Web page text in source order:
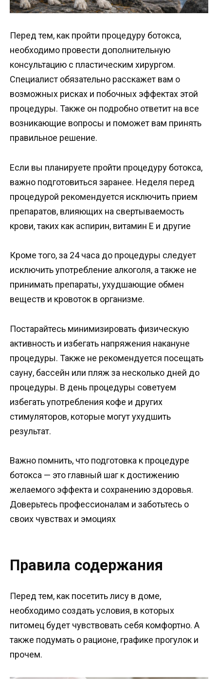
Перед тем, как пройти процедуру ботокса,
необходимо провести дополнительную
консультацию с пластическим хирургом.
Специалист обязательно расскажет вам о
возможных рисках и побочных эффектах этой
процедуры. Также он подробно ответит на все
возникающие вопросы и поможет вам принять
правильное решение.
Если вы планируете пройти процедуру ботокса,
важно подготовиться заранее. Неделя перед
процедурой рекомендуется исключить прием
препаратов, влияющих на свертываемость
крови, таких как аспирин, витамин Е и другие
Кроме того, за 24 часа до процедуры следует
исключить употребление алкоголя, а также не
принимать препараты, ухудшающие обмен
веществ и кровоток в организме.
Постарайтесь минимизировать физическую
активность и избегать напряжения накануне
процедуры. Также не рекомендуется посещать
сауну, бассейн или пляж за несколько дней до
процедуры. В день процедуры советуем
избегать употребления кофе и других
стимуляторов, которые могут ухудшить
результат.
Важно помнить, что подготовка к процедуре
ботокса — это главный шаг к достижению
желаемого эффекта и сохранению здоровья.
Доверьтесь профессионалам и заботьтесь о
своих чувствах и эмоциях
Правила содержания
Перед тем, как посетить лису в доме,
необходимо создать условия, в которых
питомец будет чувствовать себя комфортно. А
также подумать о рационе, графике прогулок и
прочем.